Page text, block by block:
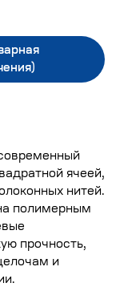
ячеей,
нитей.
полимерным
прочность,
и